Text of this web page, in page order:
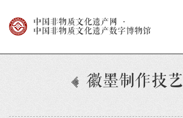
中国非物质文化遗产网
·
中国非物质文化遗产数字博物馆
徽墨制作技艺